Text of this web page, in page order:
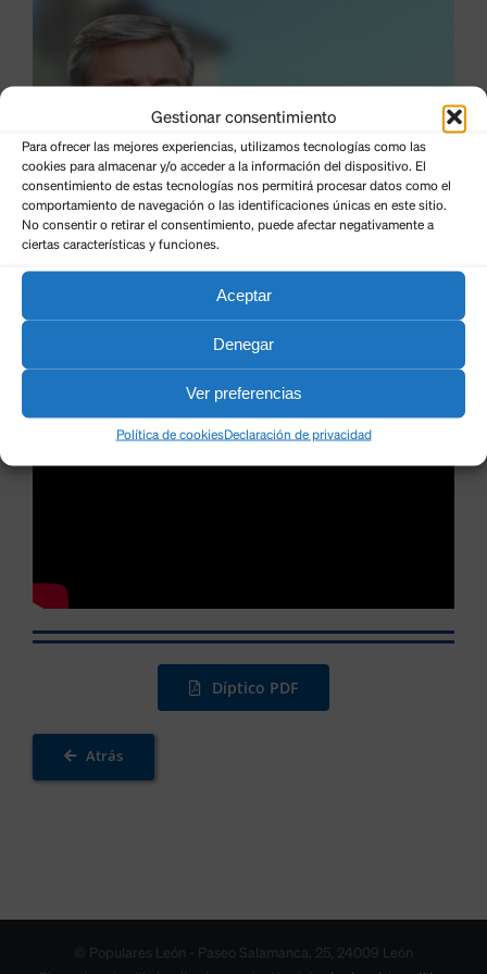
Gestionar consentimiento
Para ofrecer las mejores experiencias, utilizamos tecnologías como las
cookies para almacenar y/o acceder a la información del dispositivo. El
consentimiento de estas tecnologías nos permitirá procesar datos como el
comportamiento de navegación o las identificaciones únicas en este sitio.
No consentir o retirar el consentimiento, puede afectar negativamente a
ciertas características y funciones.
Aceptar
Denegar
Ver preferencias
Política de cookiesDeclaración de privacidad
Díptico PDF
Atrás
© Populares León - Paseo Salamanca, 25, 24009 León